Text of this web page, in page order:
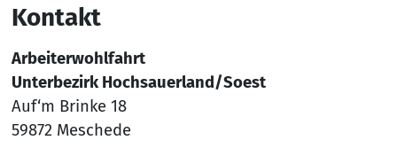
Kontakt
Arbeiterwohlfahrt
Unterbezirk Hochsauerland/Soest
Auf‘m Brinke 18
59872 Meschede